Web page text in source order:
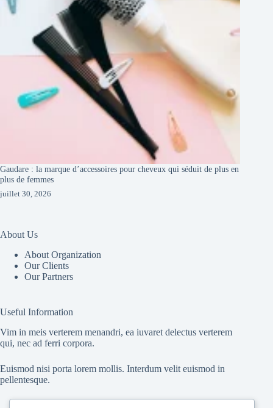
Gaudare : la marque d’accessoires pour cheveux qui séduit de plus en
plus de femmes
juillet 30, 2026
About Us
About Organization
Our Clients
Our Partners
Useful Information
Vim in meis verterem menandri, ea iuvaret delectus verterem
qui, nec ad ferri corpora.
Euismod nisi porta lorem mollis. Interdum velit euismod in
pellentesque.